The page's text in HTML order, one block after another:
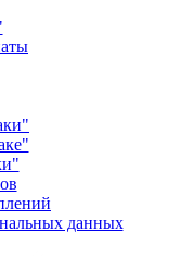
данных